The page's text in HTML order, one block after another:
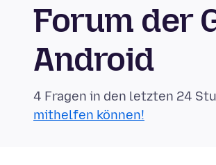
Forum der
Android
4 Fragen in den letzten 24
mithelfen können!